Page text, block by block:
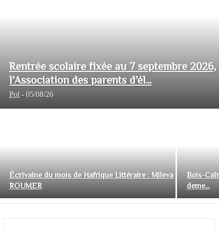
Rentrée scolaire fixée au 7 septembre 2026,
l’Association des parents d’él...
Pol - 05/08/26
Écrivaine du mois de Hafrique Littéraire : Mileva
ROUMER
Bois-
deme...